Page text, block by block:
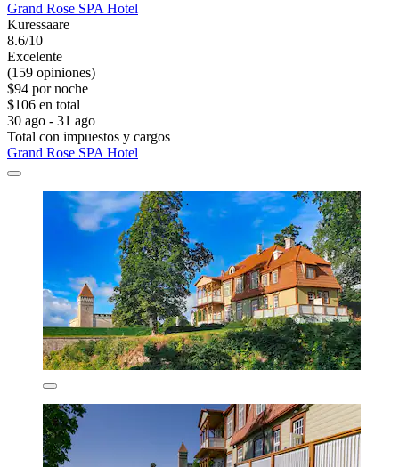
Grand Rose SPA Hotel
Kuressaare
8.6/10
Excelente
(159 opiniones)
$94 por noche
$106 en total
30 ago - 31 ago
Total con impuestos y cargos
Grand Rose SPA Hotel